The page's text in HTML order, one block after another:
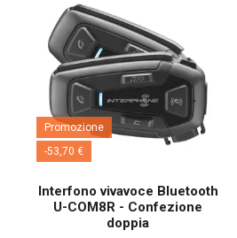
Promozione
-53,70 €
Interfono vivavoce Bluetooth
U-COM8R - Confezione
doppia